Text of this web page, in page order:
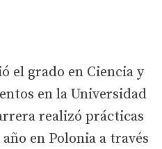
el grado en Ciencia y
en la Universidad
realizó prácticas
en Polonia a través